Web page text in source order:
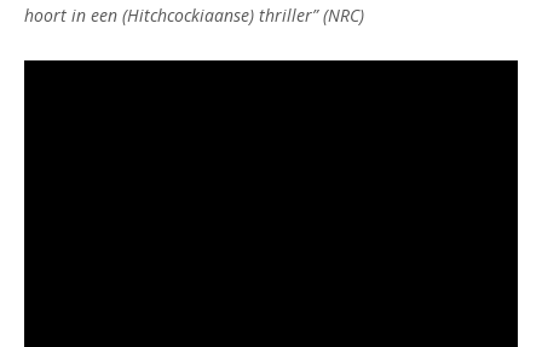
hoort in een (Hitchcockiaanse) thriller” (NRC)